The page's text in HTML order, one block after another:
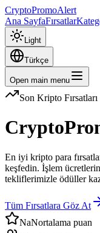
CryptoPromoAlert
Ana SayfaFırsatlar
Light
Türkçe
Open main menu
Son Kripto Fırsatları
En iyi kripto para
keşfedin. İşlem
tekliflerimizle ödüller
Tüm Fırsatlara Göz At
NaNortalama puan